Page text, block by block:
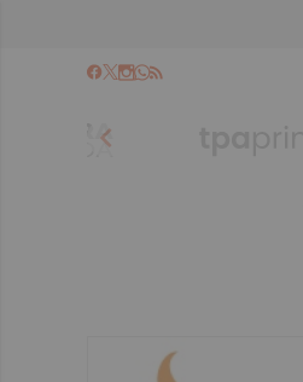
chevron_left